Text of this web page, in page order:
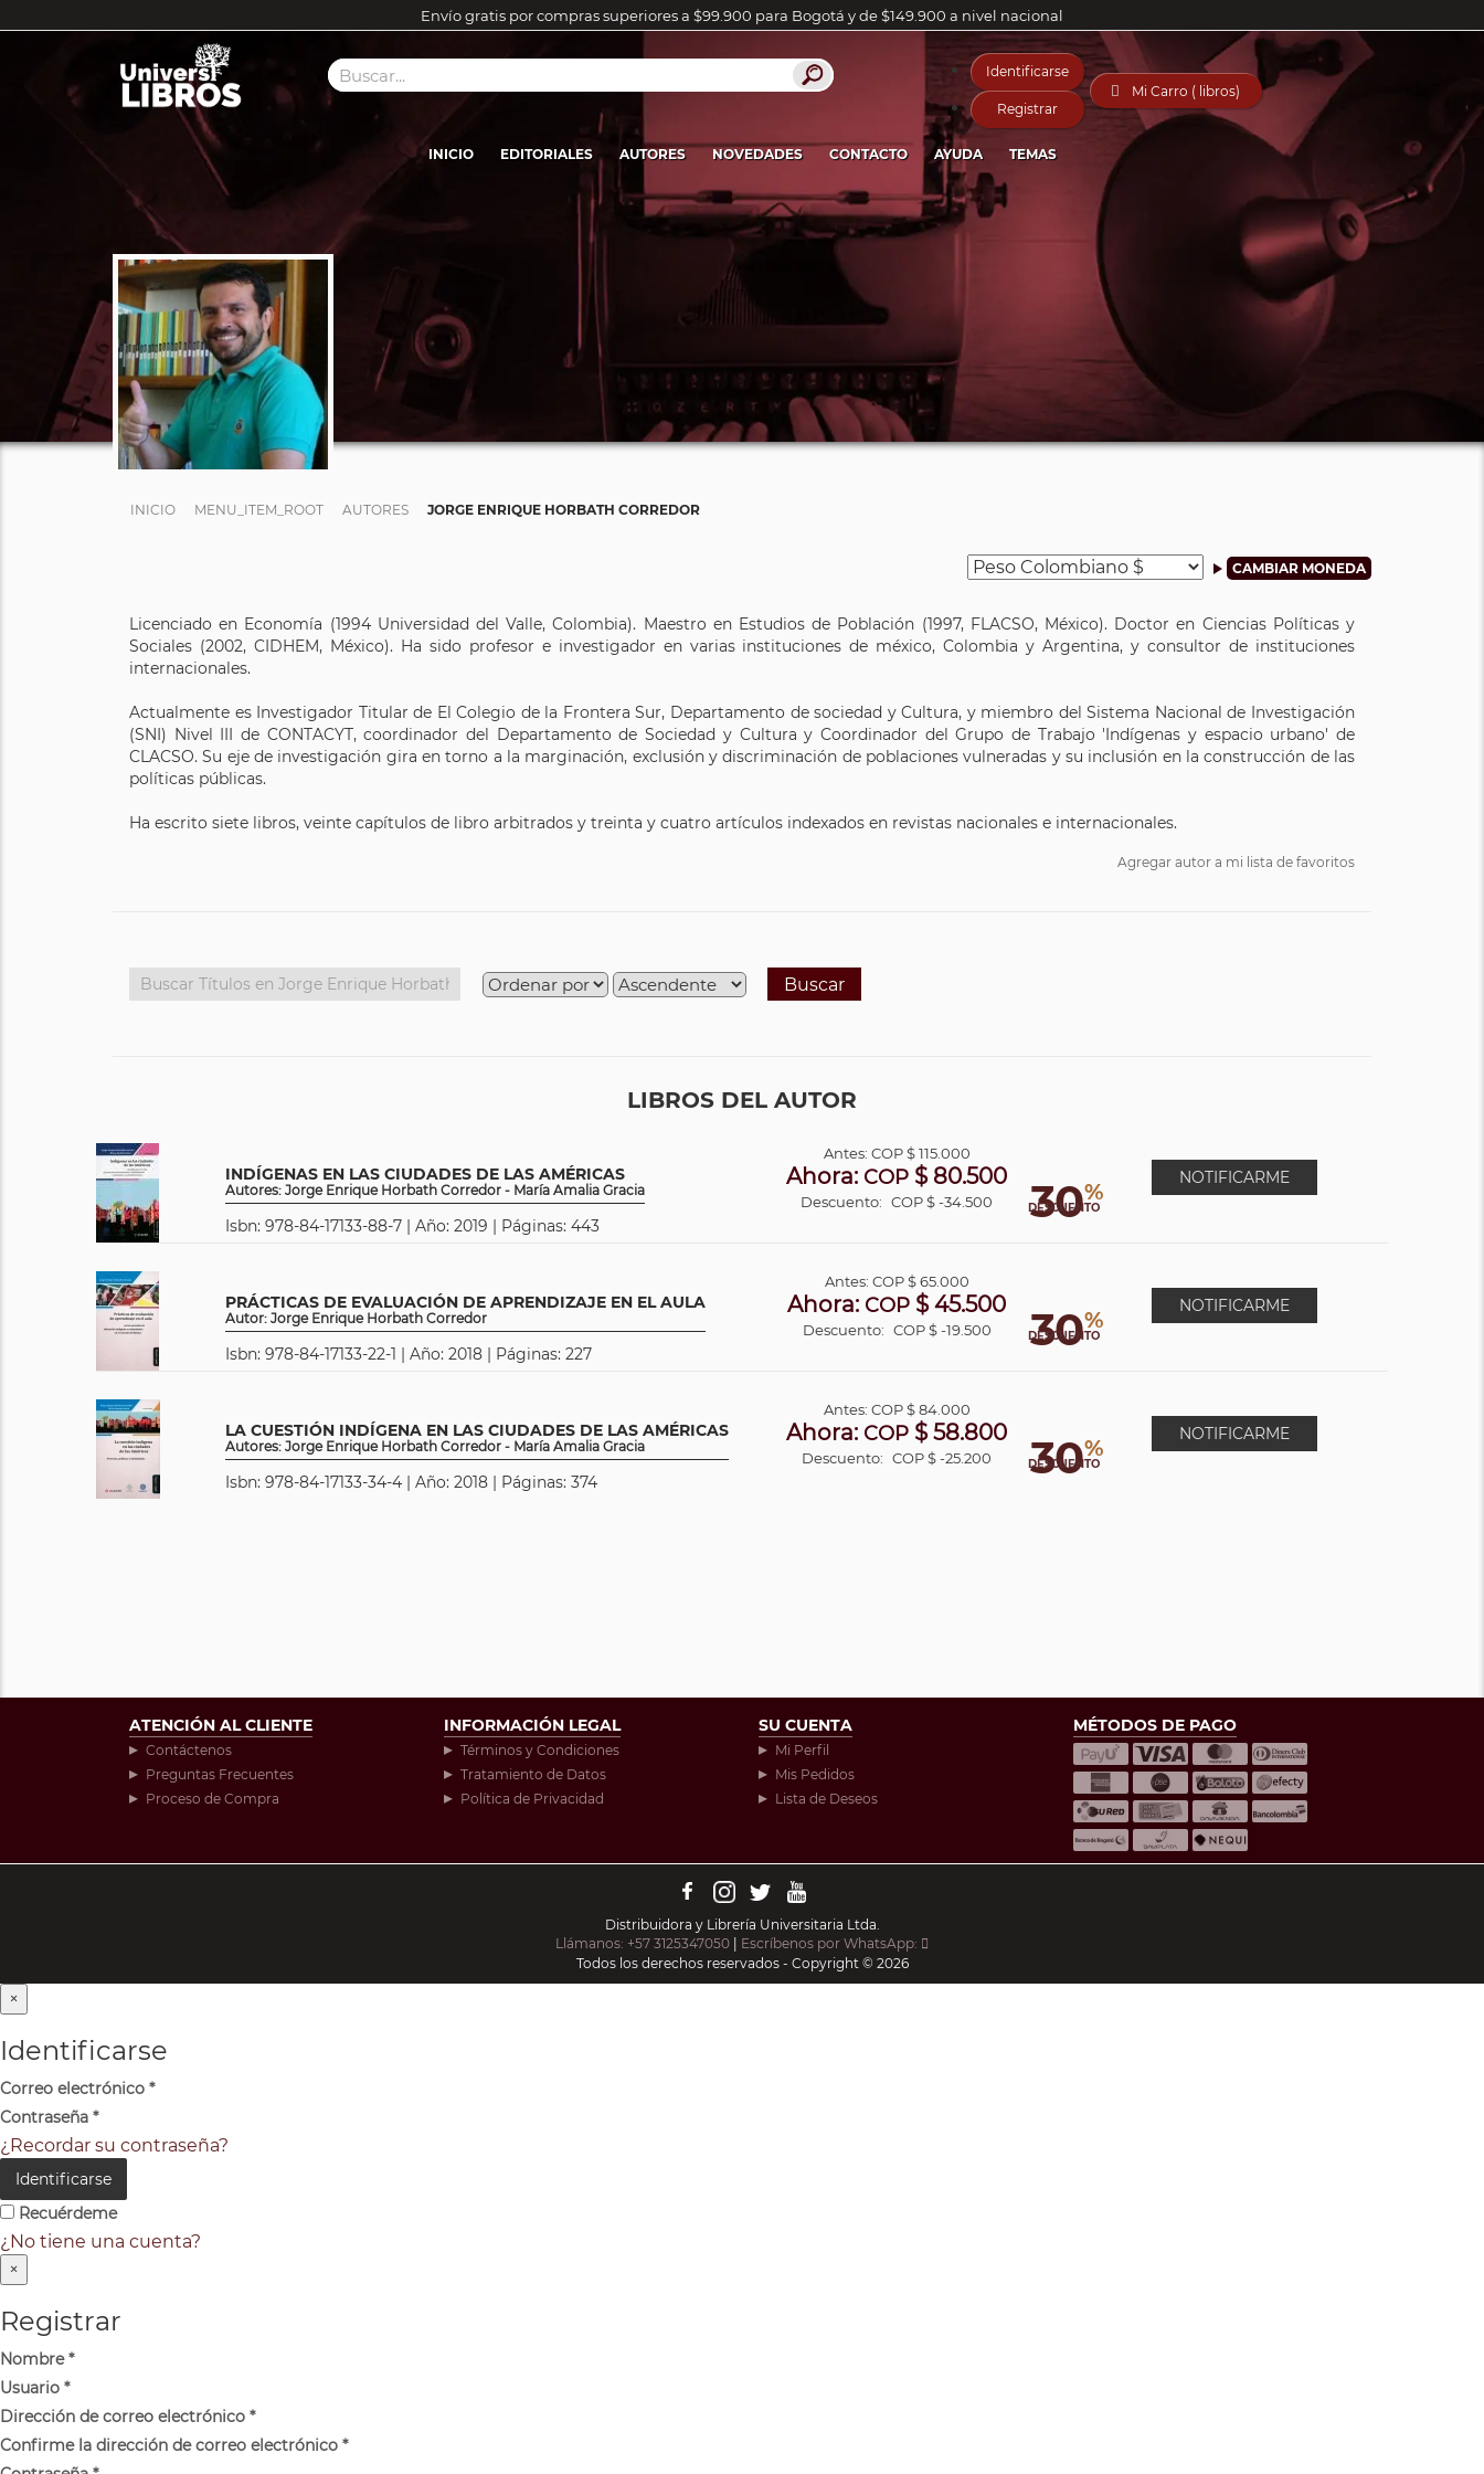
Envío gratis por compras superiores a $99.900 para Bogotá y de $149.900 a nivel nacional
Identificarse
Registrar
 Mi Carro ( libros)
INICIO EDITORIALES AUTORES NOVEDADES CONTACTO AYUDA TEMAS
INICIO MENU_ITEM_ROOT AUTORES JORGE ENRIQUE HORBATH CORREDOR
Licenciado en Economía (1994 Universidad del Valle, Colombia). Maestro en Estudios de Población (1997, FLACSO, México). Doctor en Ciencias Políticas y
Sociales (2002, CIDHEM, México). Ha sido profesor e investigador en varias instituciones de méxico, Colombia y Argentina, y consultor de instituciones
internacionales.
Actualmente es Investigador Titular de El Colegio de la Frontera Sur, Departamento de sociedad y Cultura, y miembro del Sistema Nacional de Investigación
(SNI) Nivel III de CONTACYT, coordinador del Departamento de Sociedad y Cultura y Coordinador del Grupo de Trabajo 'Indígenas y espacio urbano' de
CLACSO. Su eje de investigación gira en torno a la marginación, exclusión y discriminación de poblaciones vulneradas y su inclusión en la construcción de las
políticas públicas.
Ha escrito siete libros, veinte capítulos de libro arbitrados y treinta y cuatro artículos indexados en revistas nacionales e internacionales.
Agregar autor a mi lista de favoritos
Buscar
LIBROS DEL AUTOR
INDÍGENAS EN LAS CIUDADES DE LAS AMÉRICAS
Autores: Jorge Enrique Horbath Corredor - María Amalia Gracia
Isbn: 978-84-17133-88-7 | Año: 2019 | Páginas: 443 30%
DESCUENTO
Antes: COP$ 115.000
Ahora: COP $ 80.500
Descuento: COP $ -34.500
NOTIFICARME
PRÁCTICAS DE EVALUACIÓN DE APRENDIZAJE EN EL AULA
Autor: Jorge Enrique Horbath Corredor
Isbn: 978-84-17133-22-1 | Año: 2018 | Páginas: 227 30%
DESCUENTO
Antes: COP$ 65.000
Ahora: COP $ 45.500
Descuento: COP $ -19.500
NOTIFICARME
LA CUESTIÓN INDÍGENA EN LAS CIUDADES DE LAS AMÉRICAS
Autores: Jorge Enrique Horbath Corredor - María Amalia Gracia
Isbn: 978-84-17133-34-4 | Año: 2018 | Páginas: 374 30%
DESCUENTO
Antes: COP$ 84.000
Ahora: COP $ 58.800
Descuento: COP $ -25.200
NOTIFICARME
ATENCIÓN AL CLIENTE
Contáctenos
Preguntas Frecuentes
Proceso de Compra
INFORMACIÓN LEGAL
Términos y Condiciones
Tratamiento de Datos
Política de Privacidad
SU CUENTA
Mi Perfil
Mis Pedidos
Lista de Deseos
MÉTODOS DE PAGO
Distribuidora y Librería Universitaria Ltda.
Llámanos: +57 3125347050
Escríbenos por WhatsApp:
Todos los derechos reservados - Copyright © 2026
×
Identificarse
Correo electrónico *
Contraseña *
¿Recordar su contraseña?
Identificarse
Recuérdeme
¿No tiene una cuenta?
×
Registrar
Nombre*
Usuario *
Dirección de correo electrónico *
Confirme la dirección de correo electrónico *